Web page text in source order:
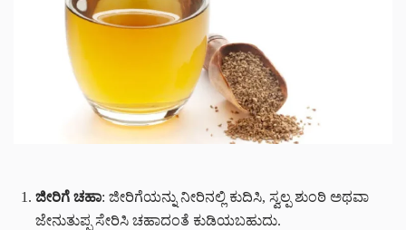
ಜೀರಿಗೆ ಚಹಾ: ಜೀರಿಗೆಯನ್ನು ನೀರಿನಲ್ಲಿ ಕುದಿಸಿ, ಸ್ವಲ್ಪ ಶುಂಠಿ ಅಥವಾ
ಜೇನುತುಪ್ಪ ಸೇರಿಸಿ ಚಹಾದಂತೆ ಕುಡಿಯಬಹುದು.